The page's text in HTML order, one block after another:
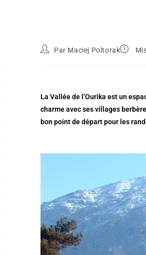
Par Maciej Poltorak
La Vallée de l’Ourika est un
charmeavec ses villages
bon point de départ pour les